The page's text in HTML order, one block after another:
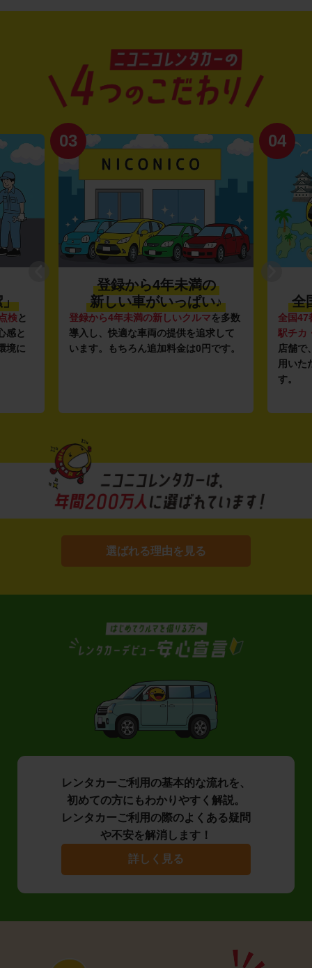
」
検と
感と
境に
03
登録から4年未満の
新しい車がいっぱい♪
登録から4年未満の新しいクルマを多数
導入し、快適な車両の提供を追求して
います。もちろん追加料金は0円です。
04
全
全国47
駅チカ
店舗で
用いた
す。
選ばれる理由を見る
レンタカーご利用の基本的な流れを、
初めての方にもわかりやすく解説。
レンタカーご利用の際のよくある疑問
や不安を解消します！
詳しく見る